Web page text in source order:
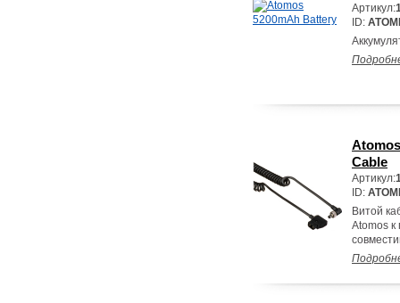
Артикул:
ID:
Cable
Артикул:
ID:
Витой
Atomos